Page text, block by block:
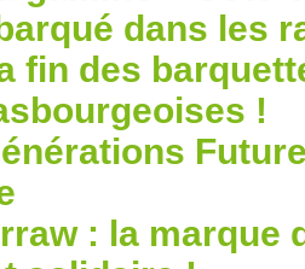
dans les
fin des
!
: la marque